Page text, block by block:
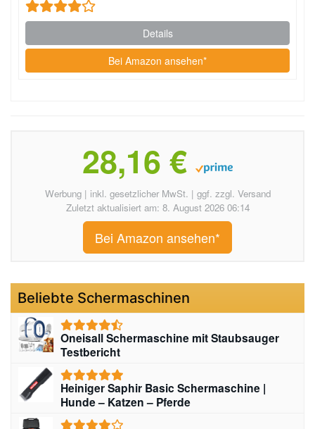
Details
Bei Amazon ansehen*
28,16 €
Werbung | inkl. gesetzlicher MwSt. | ggf. zzgl. Versand
Zuletzt aktualisiert am: 8. August 2026 06:14
Bei Amazon ansehen*
Beliebte Schermaschinen
Oneisall Schermaschine mit Staubsauger
Testbericht
Heiniger Saphir Basic Schermaschine |
Hunde – Katzen – Pferde